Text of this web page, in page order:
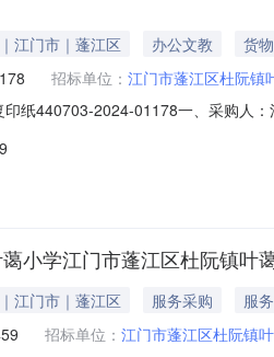
江门市｜蓬江区 办公文教
货物
招标单位： 江门市蓬江区杜阮镇
纸440703-2024-01178一、采购人
月29日
小学江门市蓬江区杜阮镇
江门市｜蓬江区 服务采购
服务
招标单位： 江门市蓬江区杜阮镇